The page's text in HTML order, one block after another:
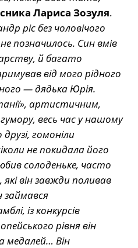
Лариса Зозуля.
ріс без чоловічого
позначилось. Син вмів
й багато
від мого рідного
— дядька Юрія.
артистичним,
весь час у нашому
гомоніли
не покидала його
солоденьке, часто
він завжди поливав
займався
із конкурсів
рівня він
медалей… Він